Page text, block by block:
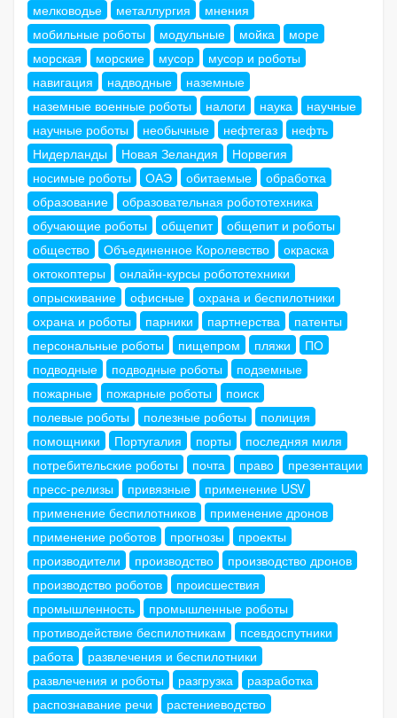
мелководье
металлургия
мнения
мобильные роботы
модульные мойка
море
морская
морские мусор
мусор и роботы
навигация
надводные
наземные
наземные военные роботы
налоги наука
научные
научные роботы
необычные нефтегаз
нефть
Нидерланды
Новая Зеландия
Норвегия
носимые роботы
ОАЭ обитаемые
обработка
образование
образовательная робототехника
обучающие роботы
общепит
общепит и роботы
общество
Объединенное Королевство
окраска
октокоптеры
онлайн-курсы робототехники
опрыскивание
офисные
охрана и беспилотники
охрана и роботы
парники партнерства
патенты
персональные роботы
пищепром пляжи
ПО
подводные
подводные роботы
подземные
пожарные
пожарные роботы
поиск
полевые роботы
полезные роботы
полиция
помощники
Португалия порты
последняя миля
потребительские роботы
почта право
презентации
пресс-релизы
привязные
применение USV
применение беспилотников
применение дронов
применение роботов
прогнозы
проекты
производители
производство
производство дронов
производство роботов
происшествия
промышленность
промышленные роботы
противодействие беспилотникам
псевдоспутники
работа
развлечения и беспилотники
развлечения и роботы
разгрузка
разработка
распознавание речи
растениеводство